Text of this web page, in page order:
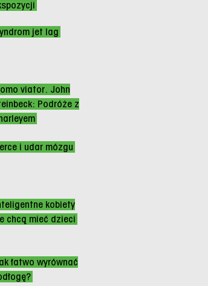
jet lag
viator. John
Podróże z
i udar mózgu
kobiety
chcą mieć dzieci
łatwo wyrównać